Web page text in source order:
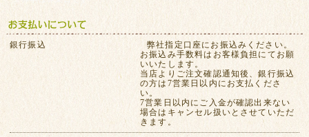
銀行振込
弊社指定口座にお振込みください。
お振込み手数料はお客様負担にてお願
いいたします。
当店よりご注文確認通知後、銀行振込
の方は7営業日以内にお支払くださ
い。
7営業日以内にご入金が確認出来ない
場合はキャンセル扱いとさせていただ
きます。